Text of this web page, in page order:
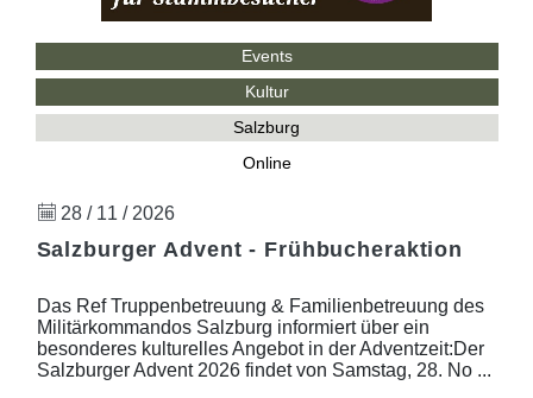
Events
Kultur
Salzburg
Online
28 / 11 / 2026
Salzburger Advent - Frühbucheraktion
Das Ref Truppenbetreuung & Familienbetreuung des
Militärkommandos Salzburg informiert über ein
besonderes kulturelles Angebot in der Adventzeit:Der
Salzburger Advent 2026 findet von Samstag, 28. No ...